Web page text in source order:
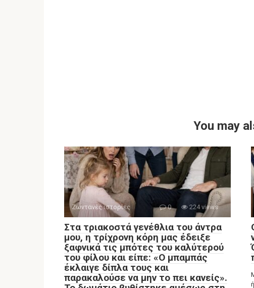
You may
Ζωντανές ιστορίες 0 224 views
Στα τριακοστά γενέθλια του άντρα
μου, η τρίχρονη κόρη μας έδειξε
ξαφνικά τις μπότες του καλύτερού
του φίλου και είπε: «Ο μπαμπάς
έκλαιγε δίπλα τους και
παρακαλούσε να μην το πει κανείς».